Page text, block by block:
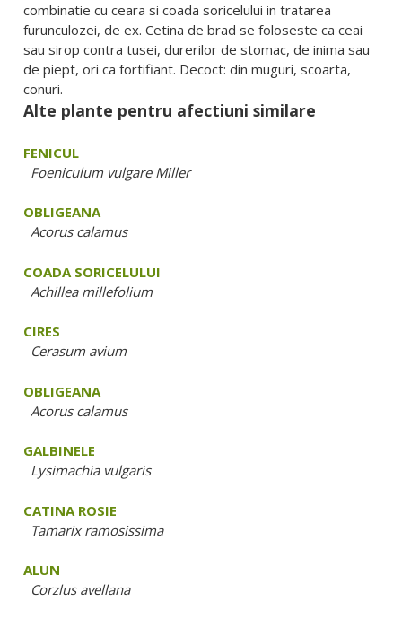
combinatie cu ceara si coada soricelului in tratarea
furunculozei, de ex. Cetina de brad se foloseste ca ceai
sau sirop contra tusei, durerilor de stomac, de inima sau
de piept, ori ca fortifiant. Decoct: din muguri, scoarta,
conuri.
Alte plante pentru afectiuni similare
FENICUL
Foeniculum vulgare Miller
OBLIGEANA
Acorus calamus
COADA SORICELULUI
Achillea millefolium
CIRES
Cerasum avium
OBLIGEANA
Acorus calamus
GALBINELE
Lysimachia vulgaris
CATINA ROSIE
Tamarix ramosissima
ALUN
Corzlus avellana